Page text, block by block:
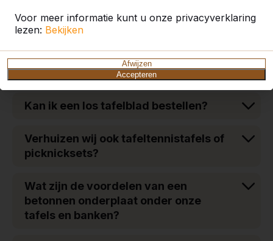
Voor meer informatie kunt u onze privacyverklaring
lezen: Bekijken
Afwijzen
Accepteren
tafels en banken?
Welke RAL kleuren gebruiken wij voor
onze pingpongtafels?
Kan ik een los tafelblad bestellen?
Verhuizen wij ook tafeltennistafels of
picknicksets?
Wat zijn de voordelen van een
betonnen onderplaat onder onze
tafels en banken?